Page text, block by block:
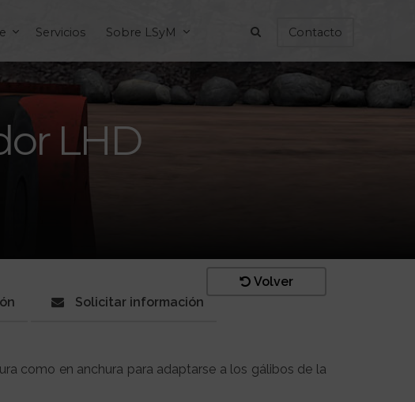
Servicios Sobre LSyM Contacto
LHD
Volver
Solicitar información
como en anchura para adaptarse a los gálibos de la